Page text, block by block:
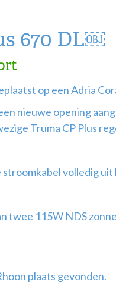
670 DL￼
op een Adria
nieuwe opening
Truma CP Plus
stroomkabel volledig
twee 115W NDS
plaats gevonden.